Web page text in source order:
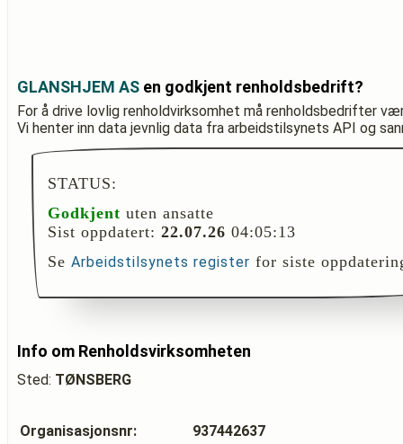
GLANSHJEM AS en godkjent renholdsbedrift?
For å drive lovlig renholdvirksomhet må renholdsbedrifter
Vi henter inn data jevnlig data fra arbeidstilsynets API og
STATUS:
Godkjent uten ansatte
Sist oppdatert: 22.07.26 04:05:13
Se Arbeidstilsynets register for siste
Info om Renholdsvirksomheten
Sted: TØNSBERG
Organisasjonsnr:
937442637